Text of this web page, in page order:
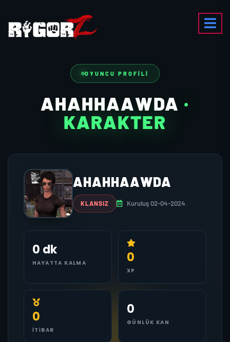
OYUNCU PROFILI
AHAHHAAWDA ·
KARAKTER
AHAHHAAWDA
KLANSIZ Kuruluş 02-04-2024
0 dk
HAYATTA KALMA 0
XP
0
İTIBAR
0
GÜNLÜK KAN